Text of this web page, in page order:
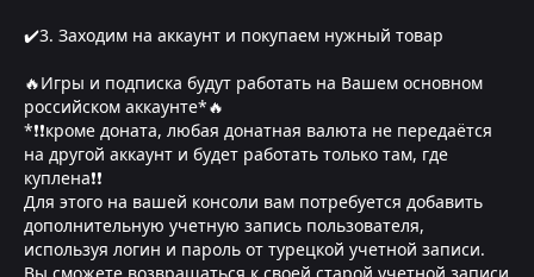
✔️3. Заходим на аккаунт и покупаем нужный товар
🔥Игры и подписка будут работать на Вашем основном
российском аккаунте*🔥
*❗❗кроме доната, любая донатная валюта не передаётся
на другой аккаунт и будет работать только там, где
куплена❗❗
Для этого на вашей консоли вам потребуется добавить
дополнительную учетную запись пользователя,
используя логин и пароль от турецкой учетной записи.